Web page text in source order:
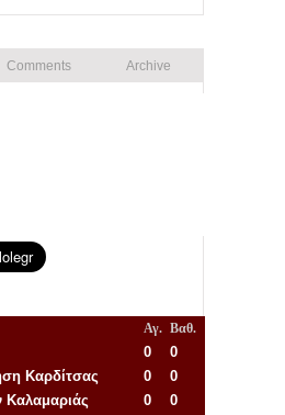
Comments Archive
Αγ. Βαθ.
0
0
Καρδίτσας 0
0
0
0